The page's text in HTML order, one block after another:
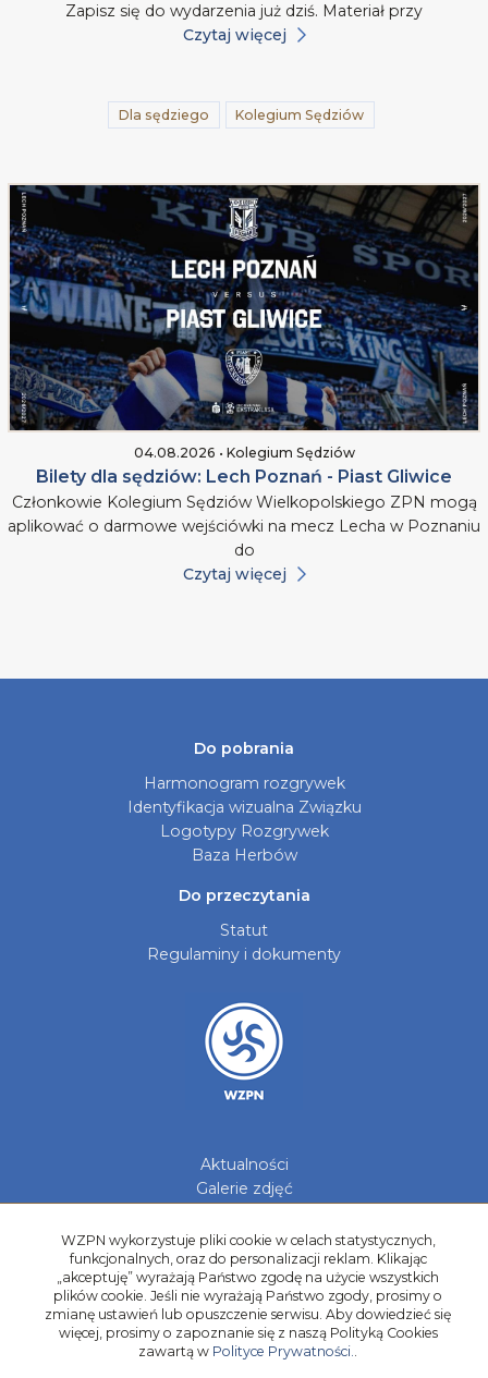
Zapisz się do wydarzenia już dziś. Materiał przy
Czytaj więcej
Dla sędziego Kolegium Sędziów
04.08.2026 • Kolegium Sędziów
Bilety dla sędziów: Lech Poznań - Piast Gliwice
Członkowie Kolegium Sędziów Wielkopolskiego ZPN mogą
aplikować o darmowe wejściówki na mecz Lecha w Poznaniu
do
Czytaj więcej
Do pobrania
Harmonogram rozgrywek
Identyfikacja wizualna Związku
Logotypy Rozgrywek
Baza Herbów
Do przeczytania
Statut
Regulaminy i dokumenty
Aktualności
Galerie zdjęć
Kadry Regionów
Program Grantowy
Dziewczyny do Piłki
WZPN wykorzystuje pliki cookie w celach statystycznych,
funkcjonalnych, oraz do personalizacji reklam. Klikając
„akceptuję” wyrażają Państwo zgodę na użycie wszystkich
plików cookie. Jeśli nie wyrażają Państwo zgody, prosimy o
zmianę ustawień lub opuszczenie serwisu. Aby dowiedzieć się
więcej, prosimy o zapoznanie się z naszą Polityką Cookies
zawartą w Polityce Prywatności..